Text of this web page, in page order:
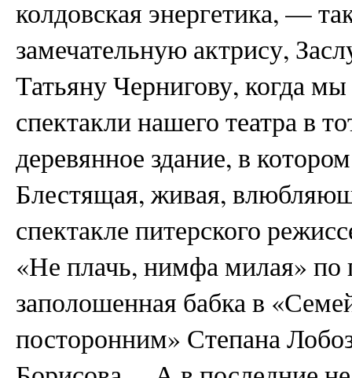
колдовская энергетика, —
замечательную актрису,
Татьяну Чернигову, когда
спектакли нашего театра в
деревянное здание, в
Блестящая, живая,
спектакле питерского
«Не плачь, нимфа милая» по
заполошенная бабка в
посторонним» Степана